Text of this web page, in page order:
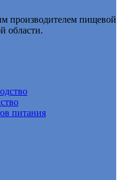
производителем пищевой
области.
питания